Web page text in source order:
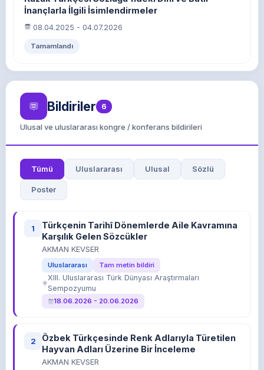
Bildiriler 6
Ulusal ve uluslararası kongre / konferans bildirileri
Tümü Uluslararası Ulusal Sözlü
Poster
1
Türkçenin Tarihî Dönemlerde Aile Kavramına
Karşılık Gelen Sözcükler
AKMAN KEVSER
Uluslararası Tam metin bildiri
XIII. Uluslararası Türk Dünyası Araştırmaları
Sempozyumu
18.06.2026 - 20.06.2026
2
Özbek Türkçesinde Renk Adlarıyla Türetilen
Hayvan Adları Üzerine Bir İnceleme
AKMAN KEVSER
İnançlarla İlgili İsimlendirmeler
08.04.2025 - 04.07.2026
Tamamlandı